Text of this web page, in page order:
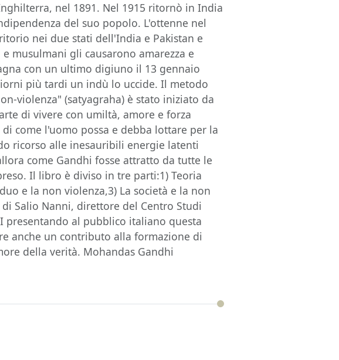
nel 1891. Nel 1915 ritornò in India
del suo popolo. L'ottenne nel
nei due stati dell'India e Pakistan e
musulmani gli causarono amarezza e
con un ultimo digiuno il 13 gennaio
più tardi un indù lo uccide. Il metodo
violenza" (satyagraha) è stato iniziato da
di vivere con umiltà, amore e forza
come l'uomo possa e debba lottare per la
ricorso alle inesauribili energie latenti
come Gandhi fosse attratto da tutte le
Il libro è diviso in tre parti:1) Teoria
e la non violenza,3) La società e la non
Salio Nanni, direttore del Centro Studi
presentando al pubblico italiano questa
anche un contributo alla formazione di
della verità. Mohandas Gandhi